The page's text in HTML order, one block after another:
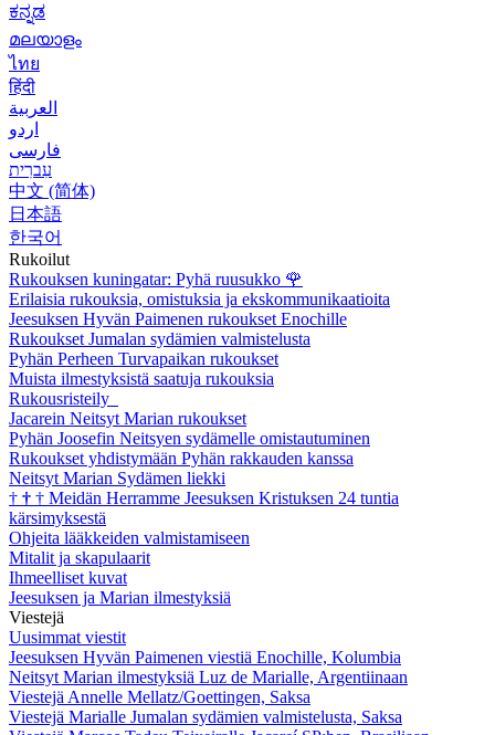
ಕನ್ನಡ
മലയാളം
ไทย
हिंदी
العربية
اردو
فارسی
עִברִית
中文 (简体)
日本語
한국어
Rukoilut
Rukouksen kuningatar: Pyhä ruusukko 🌹
Erilaisia rukouksia, omistuksia ja ekskommunikaatioita
Jeesuksen Hyvän Paimenen rukoukset Enochille
Rukoukset Jumalan sydämien valmistelusta
Pyhän Perheen Turvapaikan rukoukset
Muista ilmestyksistä saatuja rukouksia
Rukousristeily
Jacarein Neitsyt Marian rukoukset
Pyhän Joosefin Neitsyen sydämelle omistautuminen
Rukoukset yhdistymään Pyhän rakkauden kanssa
Neitsyt Marian Sydämen liekki
† † † Meidän Herramme Jeesuksen Kristuksen 24 tuntia
kärsimyksestä
Ohjeita lääkkeiden valmistamiseen
Mitalit ja skapulaarit
Ihmeelliset kuvat
Jeesuksen ja Marian ilmestyksiä
Viestejä
Uusimmat viestit
Jeesuksen Hyvän Paimenen viestiä Enochille, Kolumbia
Neitsyt Marian ilmestyksiä Luz de Marialle, Argentiinaan
Viestejä Annelle Mellatz/Goettingen, Saksa
Viestejä Marialle Jumalan sydämien valmistelusta, Saksa